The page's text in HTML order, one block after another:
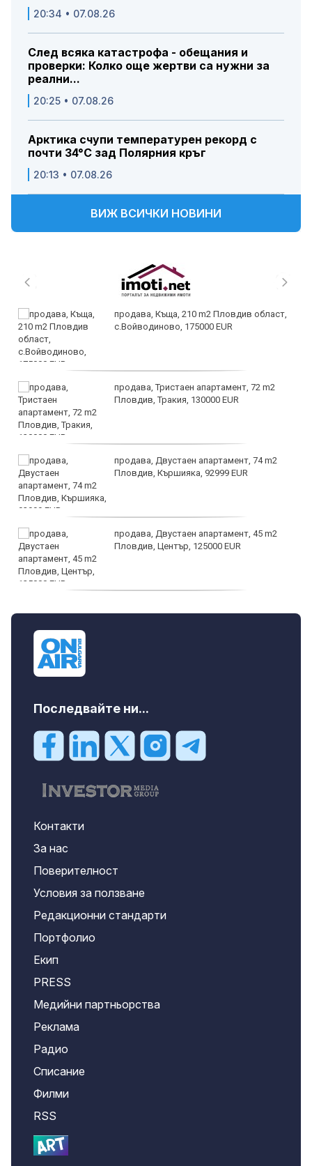
20:34 • 07.08.26
След всяка катастрофа - обещания и
проверки: Колко още жертви са нужни за
реални...
20:25 • 07.08.26
Арктика счупи температурен рекорд с
почти 34°C зад Полярния кръг
20:13 • 07.08.26
ВИЖ ВСИЧКИ НОВИНИ
продава, Къща, 210 m2 Пловдив област,
с.Войводиново, 175000 EUR
продава, Тристаен апартамент, 72 m2
Пловдив, Тракия, 130000 EUR
продава, Двустаен апартамент, 74 m2
Пловдив, Кършияка, 92999 EUR
продава, Двустаен апартамент, 45 m2
Пловдив, Център, 125000 EUR
Последвайте ни...
Контакти
За нас
Поверителност
Условия за ползване
Редакционни стандарти
Портфолио
Екип
PRESS
Медийни партньорства
Реклама
Радио
Списание
Филми
RSS